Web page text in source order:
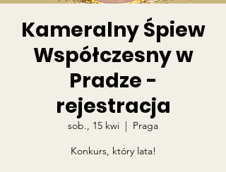
Kameralny Śpiew
Współczesny w
Pradze -
rejestracja
sob., 15 kwi
  |
Praga
Konkurs, który lata!